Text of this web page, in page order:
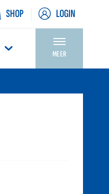
SHOP LOGIN
MEER